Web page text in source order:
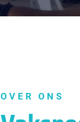
OVER ONS